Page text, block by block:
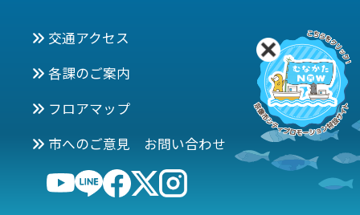
交通アクセス
各課のご案内
フロアマップ
市へのご意見 お問い合わせ